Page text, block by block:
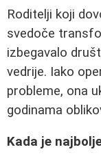
Roditelji koji
svedoče
izbegavalo
vedrije. Iako
probleme, ona
godinama
Kada je